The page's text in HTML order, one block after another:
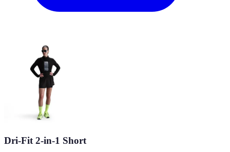
Dri-Fit 2-in-1 Short